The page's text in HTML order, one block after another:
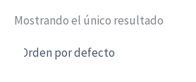
Mostrando el único resultado